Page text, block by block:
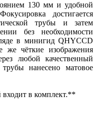
130 мм и удобной
достигается
трубы и затем
без необходимости
в минигид QHYCCD
же чёткие изображения
любой качественный
нанесено матовое
в комплект.**